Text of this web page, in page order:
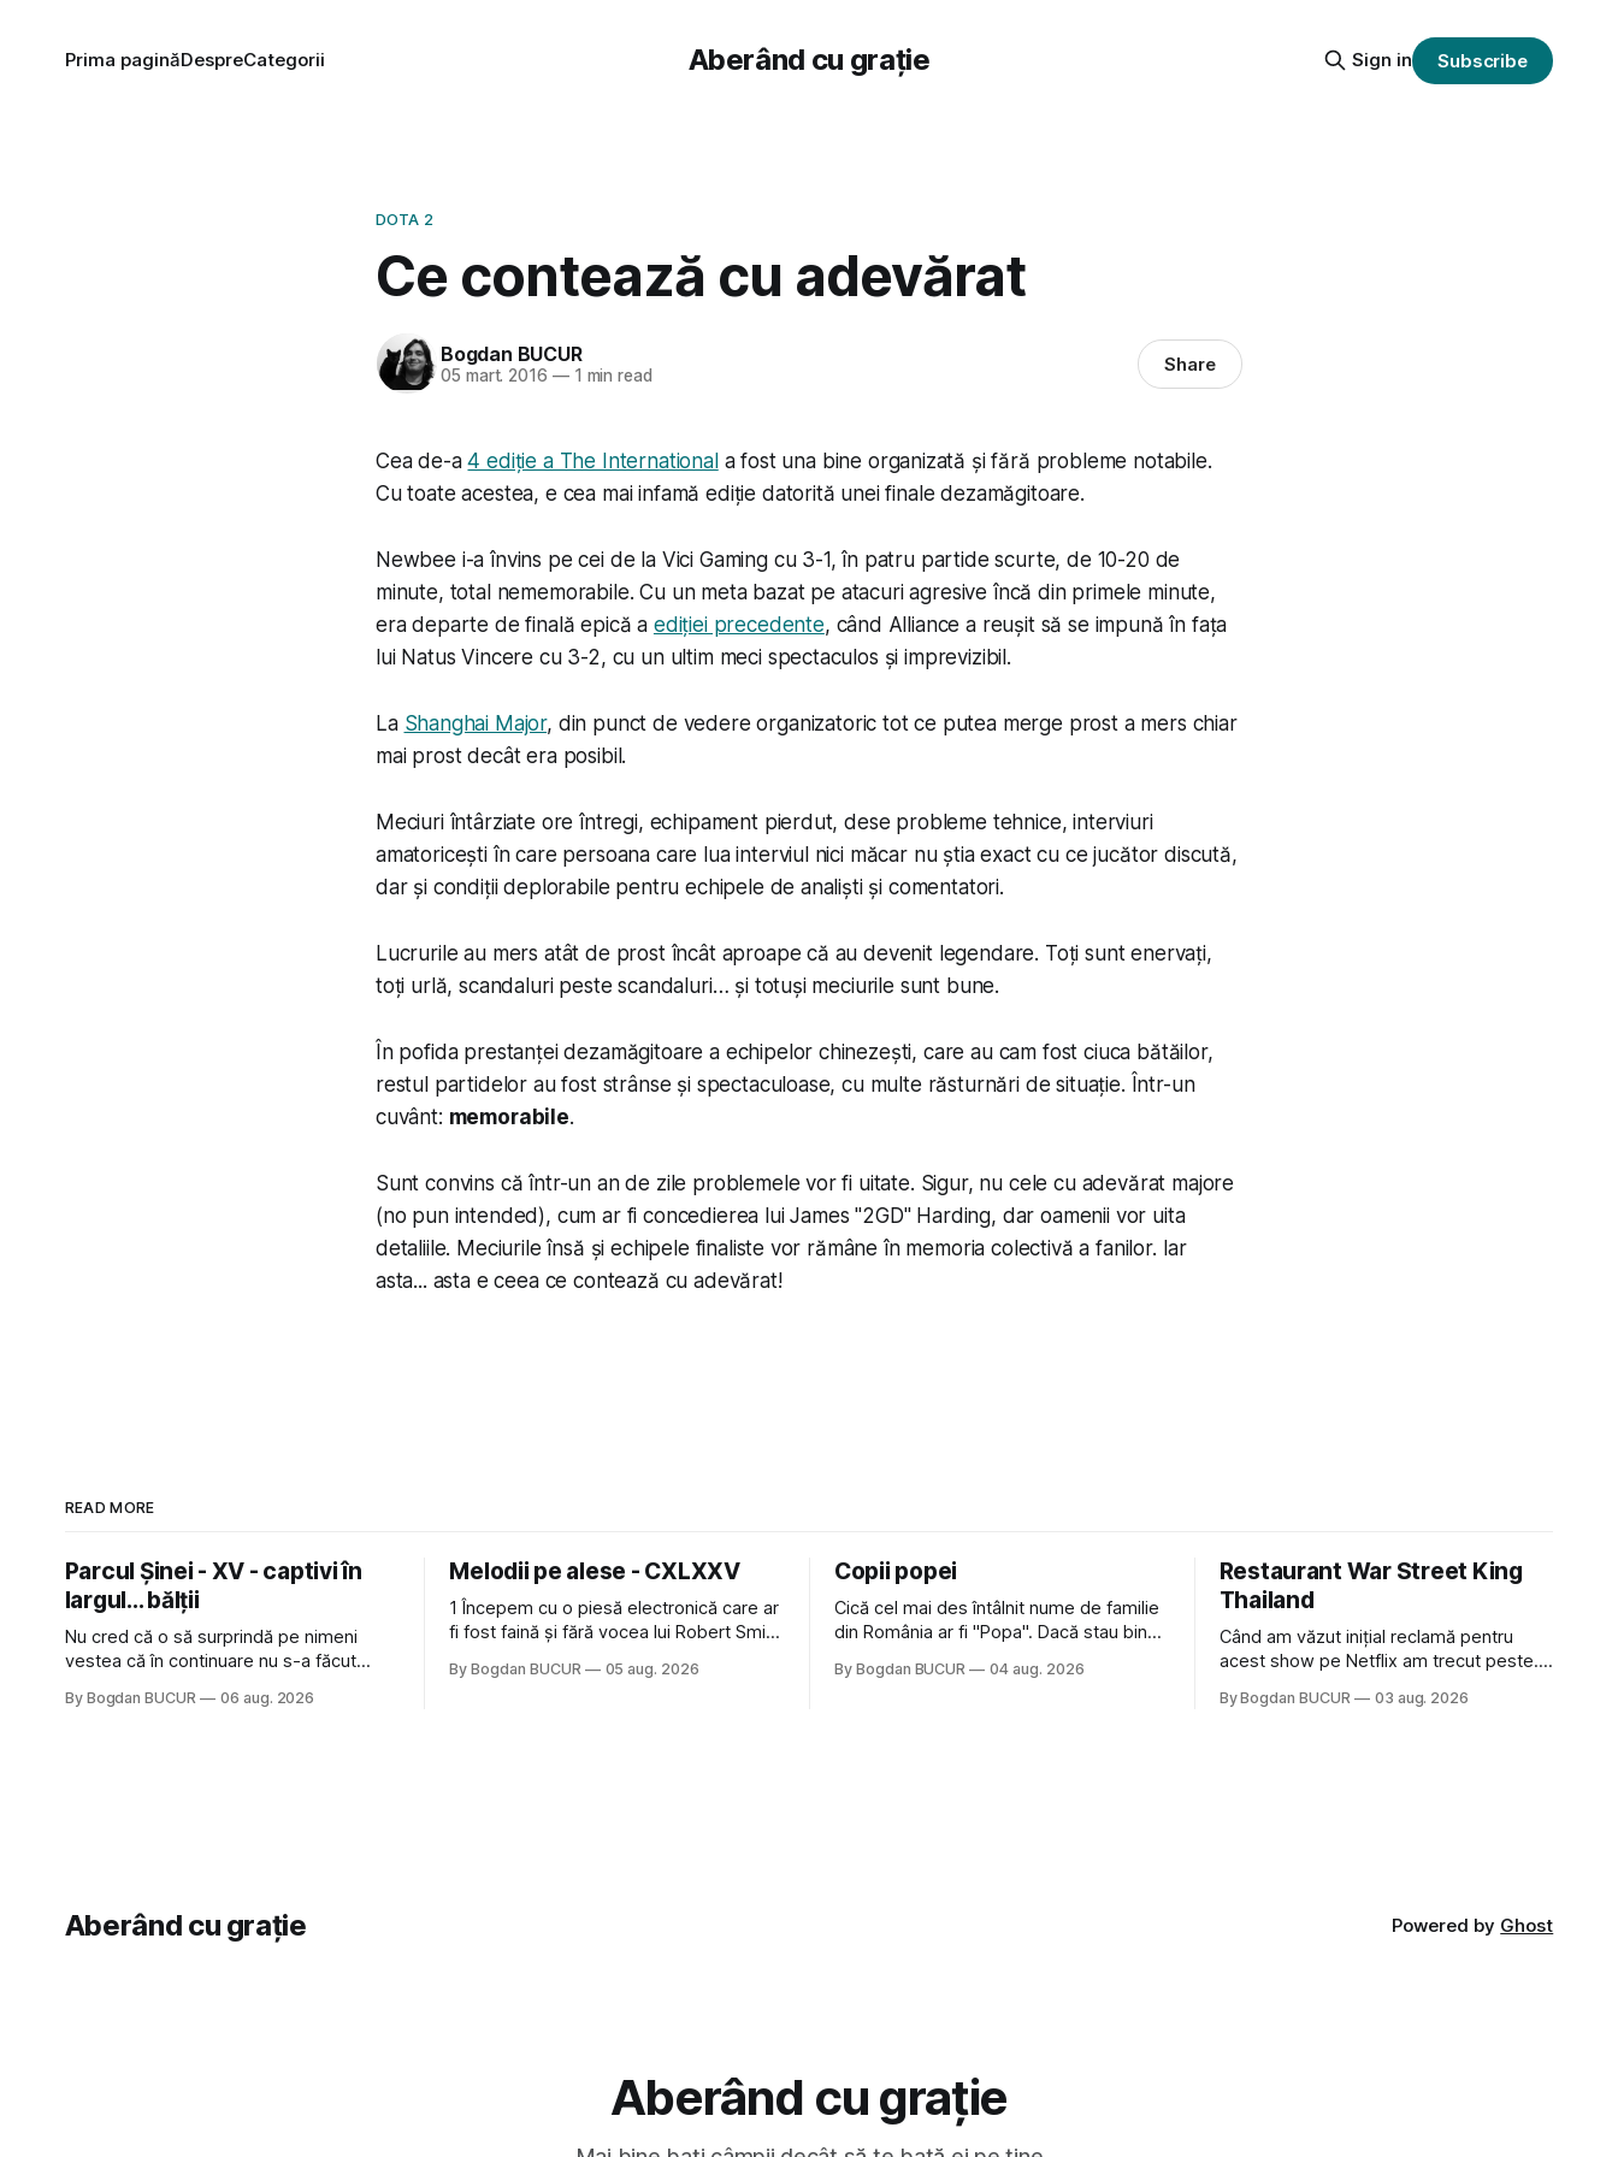
Aberând cu grație
Prima paginăDespreCategorii Sign in Subscribe
DOTA 2
Ce contează cu adevărat
Bogdan BUCUR
05 mart. 2016 —1 min read Share
Cea de-a4 ediție a The International a fost una bine organizată și fără probleme notabile.
Cu toate acestea, e cea mai infamă ediție datorită unei finale dezamăgitoare.
Newbee i-a învins pe cei de la Vici Gaming cu 3-1, în patru partide scurte, de 10-20 de
minute, total nememorabile. Cu un meta bazat pe atacuri agresive încă din primele minute,
era departe de finală epică a ediției precedente, când Alliance a reușit să se impună în fața
lui Natus Vincere cu 3-2, cu un ultim meci spectaculos și imprevizibil.
La Shanghai Major, din punct de vedere organizatoric tot ce putea merge prost a mers chiar
mai prost decât era posibil.
Meciuri întârziate ore întregi, echipament pierdut, dese probleme tehnice, interviuri
amatoricești în care persoana care lua interviul nici măcar nu știa exact cu ce jucător discută,
dar și condiții deplorabile pentru echipele de analiști și comentatori.
Lucrurile au mers atât de prost încât aproape că au devenit legendare. Toți sunt enervați,
toți urlă, scandaluri peste scandaluri… și totuși meciurile sunt bune.
În pofida prestanței dezamăgitoare a echipelor chinezești, care au cam fost ciuca bătăilor,
restul partidelor au fost strânse și spectaculoase, cu multe răsturnări de situație. Într-un
cuvânt: memorabile.
Sunt convins că într-un an de zile problemele vor fi uitate. Sigur, nu cele cu adevărat majore
(no pun intended), cum ar fi concedierea lui James "2GD" Harding, dar oamenii vor uita
detaliile. Meciurile însă și echipele finaliste vor rămâne în memoria colectivă a fanilor. Iar
asta... asta e ceea ce contează cu adevărat!
READ MORE
Parcul Șinei - XV - captivi în
largul... bălții
Nu cred că o să surprindă pe nimeni
vestea că în continuare nu s-a făcut
afară de faptul că potăile apărute acolo
By Bogdan BUCUR 06 aug. 2026
Melodii pe alese - CXLXXV
1 Începem cu o piesă electronică care ar
fi fost faină și fără vocea lui Robert Smith
Castles, o formație cu multe piese faine
By Bogdan BUCUR 05 aug. 2026
Copii popei
Cică cel mai des întâlnit nume de familie
din România ar fi "Popa". Dacă stau bine
colegi de școala Popa cam peste tot
By Bogdan BUCUR 04 aug. 2026
Restaurant War Street King
Thailand
Când am văzut inițial reclamă pentru
acest show pe Netflix am trecut peste.
tailandeză pe fundal, era cu street food
By Bogdan BUCUR 03 aug. 2026
Aberând cu grație Powered by Ghost
Aberând cu grație